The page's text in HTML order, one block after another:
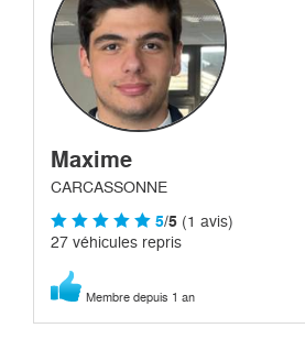
Maxime
CARCASSONNE
5/5 (1 avis)
27 véhicules repris
Membre depuis 1 an